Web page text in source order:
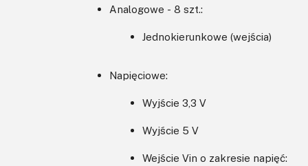
Analogowe - 8 szt.:
Jednokierunkowe (wejścia)
Napięciowe:
Wyjście 3,3 V
Wyjście 5 V
Wejście Vin o zakresie napięć: